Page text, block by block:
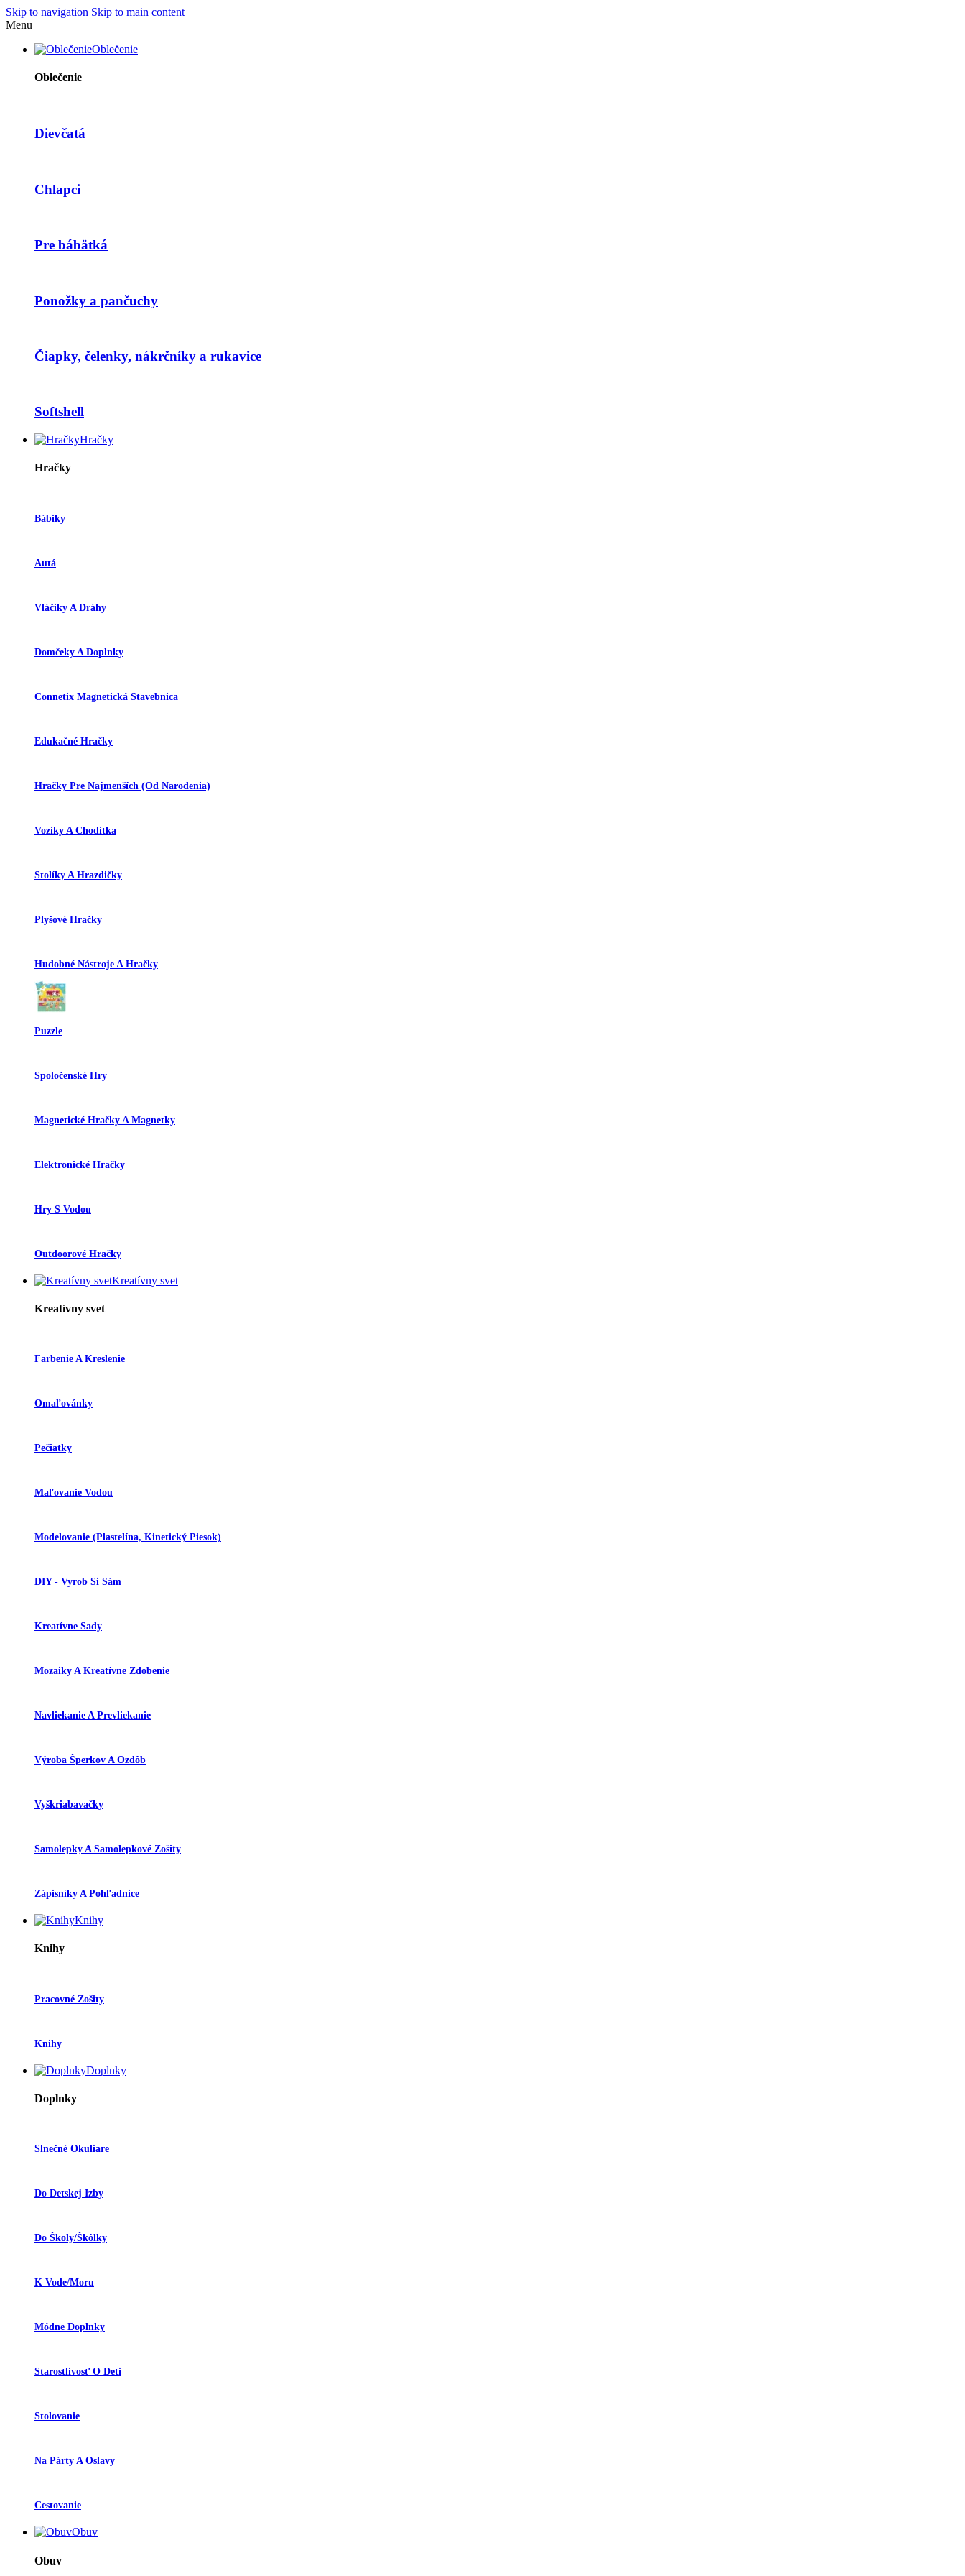
Skip to navigation Skip to main content
Menu
Oblečenie
Oblečenie
Dievčatá
Chlapci
Pre bábätká
Ponožky a pančuchy
Čiapky, čelenky, nákrčníky a rukavice
Softshell
Hračky
Hračky
Bábiky
Autá
Vláčiky A Dráhy
Domčeky A Doplnky
Connetix Magnetická Stavebnica
Edukačné Hračky
Hračky Pre Najmenších (od Narodenia)
Vozíky A Chodítka
Stolíky A Hrazdičky
Plyšové Hračky
Hudobné Nástroje A Hračky
Puzzle
Spoločenské Hry
Magnetické Hračky A Magnetky
Elektronické Hračky
Hry S Vodou
Outdoorové Hračky
Kreatívny svet
Kreatívny svet
Farbenie A Kreslenie
Omaľovánky
Pečiatky
Maľovanie Vodou
Modelovanie (plastelína, Kinetický Piesok)
DIY - Vyrob Si Sám
Kreatívne Sady
Mozaiky A Kreatívne Zdobenie
Navliekanie A Prevliekanie
Výroba Šperkov A Ozdôb
Vyškriabavačky
Samolepky A Samolepkové Zošity
Zápisníky A Pohľadnice
Knihy
Knihy
Pracovné Zošity
Knihy
Doplnky
Doplnky
Slnečné Okuliare
Do Detskej Izby
Do Školy/škôlky
K Vode/moru
Módne Doplnky
Starostlivosť O Deti
Stolovanie
Na Párty A Oslavy
Cestovanie
Obuv
Obuv